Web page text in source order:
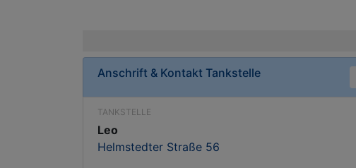
Anschrift & Kontakt Tankstelle
TANKSTELLE
Leo
Helmstedter Straße 56